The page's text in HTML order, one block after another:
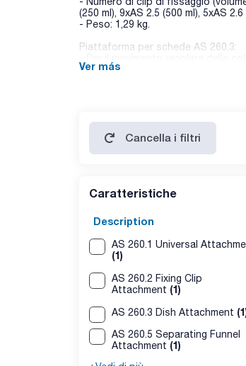
(250 ml), 9xAS 2.5 (500 ml), 5xAS 2.6
- Peso: 1,29 kg.
Piattaforma per schede AS 260.3:
con un basso centro di gravità.
Piattaforma per imbuti di
- Per scuotere, dissalare, estrarre,
- I 3 rulli di bloccaggio sono
- Dimensioni (LxHxP): 334x145x425
- Peso: 1,55 kg.
Supporto di base AS 1.60:
- Per l'uso con il rullo di fissaggio
- Dimensioni (LxHxP): 348x135x335
- Peso: 1,104 kg.
Ver más
Cancella i filtri
Caratteristiche
Description
AS 260.1 Universal
(1)
AS 260.2 Fixing Clip
Attachment (1)
AS 260.3 Dish Attachment
AS 260.5 Separating Funnel
Attachment (1)